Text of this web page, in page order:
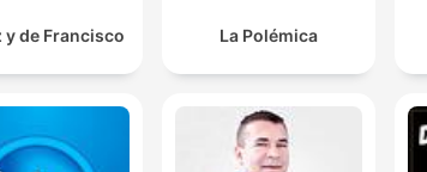
y de Francisco La Polémica